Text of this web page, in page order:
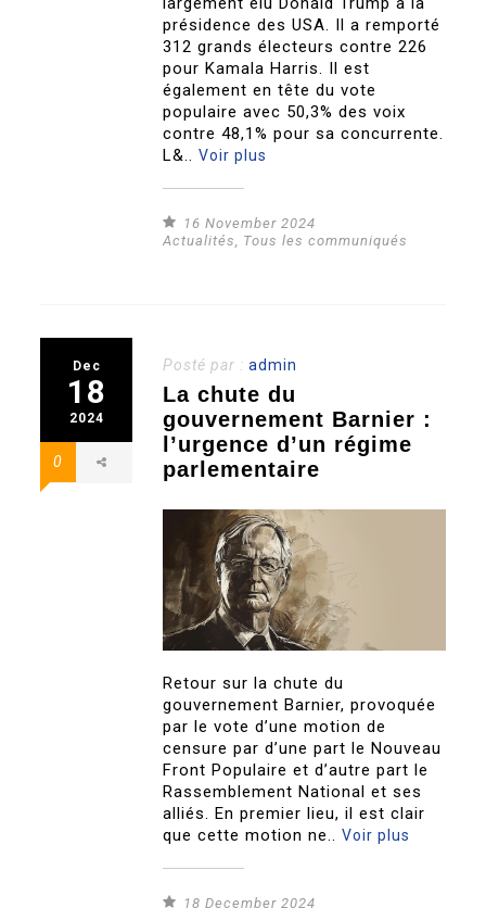
présidence des USA. Il a remporté
312 grands électeurs contre 226
pour Kamala Harris. Il est
également en tête du vote
populaire avec 50,3% des voix
contre 48,1% pour sa concurrente.
L&..Voir plus
16 November 2024
Actualités, Tous les communiqués
Dec
18
2024
0
Posté par :admin
La chute du
gouvernement Barnier :
l’urgence d’un régime
parlementaire
Retour sur la chute du
gouvernement Barnier, provoquée
par le vote d’une motion de
censure par d’une part le Nouveau
Front Populaire et d’autre part le
Rassemblement National et ses
alliés. En premier lieu, il est clair
que cette motion ne..Voir plus
18 December 2024